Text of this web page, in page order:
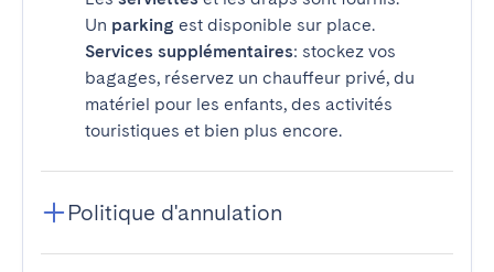
Un parking est disponible sur place.
Services supplémentaires: stockez vos
bagages, réservez un chauffeur privé, du
matériel pour les enfants, des activités
touristiques et bien plus encore.
Politique d'annulation